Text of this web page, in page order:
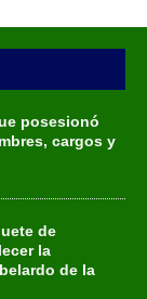
posesionó
cargos y
de
la
de la